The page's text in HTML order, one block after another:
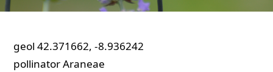
geol 42.371662, -8.936242
pollinatorAraneae